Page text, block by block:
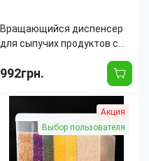
Вращающийся диспенсер
для сыпучих продуктов с
отделений, зеленый
992грн.
Тип:Диспенсер
Длина:270 мм
Ширина:
270 мм
Материал:Пластик
Объем:6000 л
Акция
Выбор пользователя